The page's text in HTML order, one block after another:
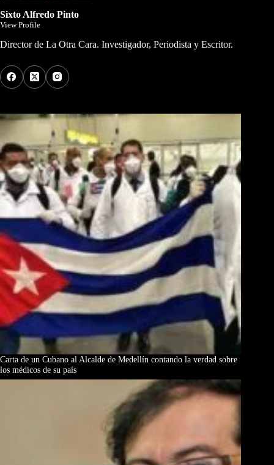
Sixto Alfredo Pinto
View Profile
Director de La Otra Cara. Investigador, Periodista y Escritor.
Carta de un Cubano al Alcalde de Medellín contando la verdad sobre
los médicos de su país